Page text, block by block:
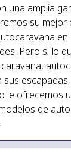
una amplia
su mejor
en
Pero si lo
sus
le ofrecemos
de